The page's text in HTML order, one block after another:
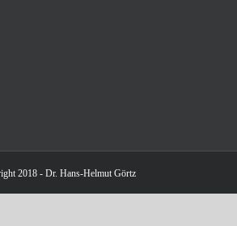
2018 - Dr. Hans-Helmut Görtz